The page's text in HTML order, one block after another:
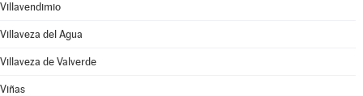
Villavendimio
Villaveza del Agua
Villaveza de Valverde
Viñas